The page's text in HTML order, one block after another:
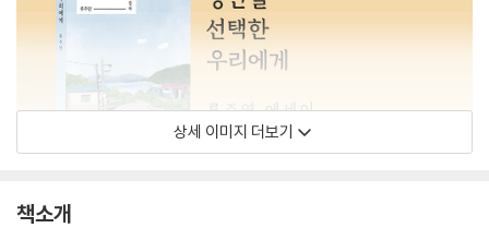
상세 이미지 더보기
책소개